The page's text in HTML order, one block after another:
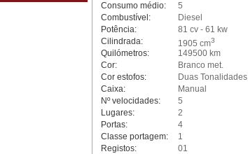
Consumo médio:
5
Combustível:
Diesel
Potência:
81 cv - 61 kw
Cilindrada:
1905 cm3
Quilómetros:
149500 km
Cor:
Branco met.
Cor estofos:
Duas Tonalidades
Caixa:
Manual
Nº velocidades:
5
Lugares:
2
Portas:
4
Classe portagem:
1
Registos:
01